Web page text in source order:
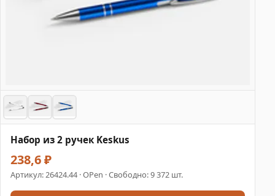
Набор из 2 ручек Keskus
238,6 ₽
Артикул:26424.44 · OPen · Свободно: 9 372 шт.